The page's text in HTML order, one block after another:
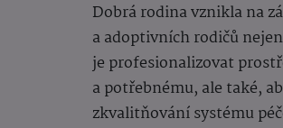
Dobrá rodina vznikla na
a adoptivních rodičů
je profesionalizovat
a potřebnému, ale také,
zkvalitňování systému